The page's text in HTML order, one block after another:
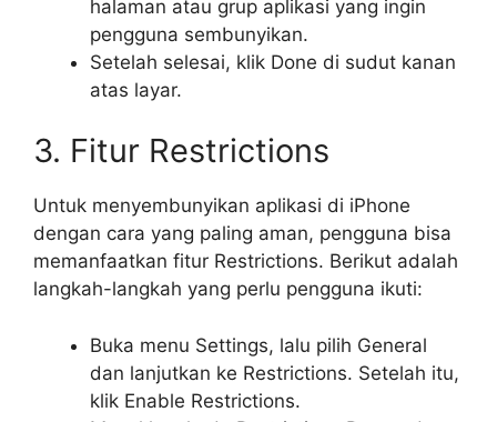
halaman atau grup aplikasi yang ingin
pengguna sembunyikan.
Setelah selesai, klik Done di sudut kanan
atas layar.
3. Fitur Restrictions
Untuk menyembunyikan aplikasi di iPhone
dengan cara yang paling aman, pengguna bisa
memanfaatkan fitur Restrictions. Berikut adalah
langkah-langkah yang perlu pengguna ikuti:
Buka menu Settings, lalu pilih General
dan lanjutkan ke Restrictions. Setelah itu,
klik Enable Restrictions.